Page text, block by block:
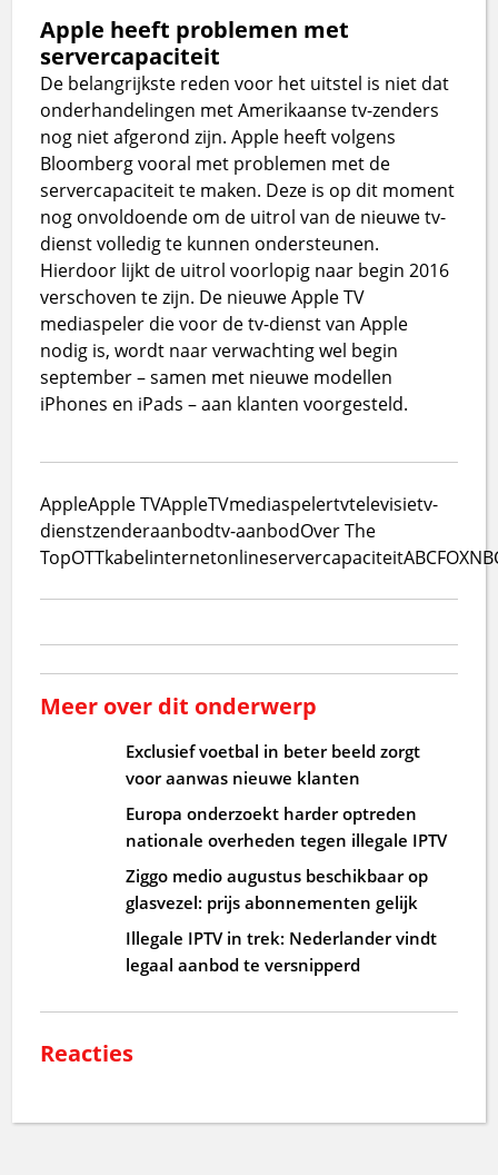
Apple heeft problemen met
servercapaciteit
De belangrijkste reden voor het uitstel is niet dat
onderhandelingen met Amerikaanse tv-zenders
nog niet afgerond zijn. Apple heeft volgens
Bloomberg vooral met problemen met de
servercapaciteit te maken. Deze is op dit moment
nog onvoldoende om de uitrol van de nieuwe tv-
dienst volledig te kunnen ondersteunen.
Hierdoor lijkt de uitrol voorlopig naar begin 2016
verschoven te zijn. De nieuwe Apple TV
mediaspeler die voor de tv-dienst van Apple
nodig is, wordt naar verwachting wel begin
september – samen met nieuwe modellen
iPhones en iPads – aan klanten voorgesteld.
AppleApple TVAppleTVmediaspelertvtelevisietv-
dienstzenderaanbodtv-aanbodOver The
TopOTTkabelinternetonlineservercapaciteitABCFOX
Meer over dit onderwerp
Exclusief voetbal in beter beeld zorgt
voor aanwas nieuwe klanten
Europa onderzoekt harder optreden
nationale overheden tegen illegale IPTV
Ziggo medio augustus beschikbaar op
glasvezel: prijs abonnementen gelijk
Illegale IPTV in trek: Nederlander vindt
legaal aanbod te versnipperd
Reacties